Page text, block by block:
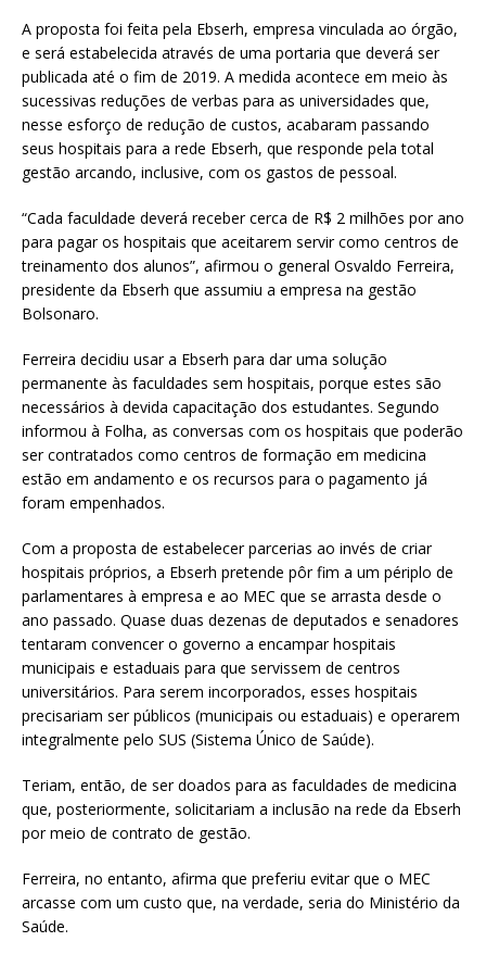
A proposta foi feita pela Ebserh, empresa vinculada ao órgão,
e será estabelecida através de uma portaria que deverá ser
publicada até o fim de 2019. A medida acontece em meio às
sucessivas reduções de verbas para as universidades que,
nesse esforço de redução de custos, acabaram passando
seus hospitais para a rede Ebserh, que responde pela total
gestão arcando, inclusive, com os gastos de pessoal.
“Cada faculdade deverá receber cerca de R$ 2 milhões por ano
para pagar os hospitais que aceitarem servir como centros de
treinamento dos alunos”, afirmou o general Osvaldo Ferreira,
presidente da Ebserh que assumiu a empresa na gestão
Bolsonaro.
Ferreira decidiu usar a Ebserh para dar uma solução
permanente às faculdades sem hospitais, porque estes são
necessários à devida capacitação dos estudantes. Segundo
informou à Folha, as conversas com os hospitais que poderão
ser contratados como centros de formação em medicina
estão em andamento e os recursos para o pagamento já
foram empenhados.
Com a proposta de estabelecer parcerias ao invés de criar
hospitais próprios, a Ebserh pretende pôr fim a um périplo de
parlamentares à empresa e ao MEC que se arrasta desde o
ano passado. Quase duas dezenas de deputados e senadores
tentaram convencer o governo a encampar hospitais
municipais e estaduais para que servissem de centros
universitários. Para serem incorporados, esses hospitais
precisariam ser públicos (municipais ou estaduais) e operarem
integralmente pelo SUS (Sistema Único de Saúde).
Teriam, então, de ser doados para as faculdades de medicina
que, posteriormente, solicitariam a inclusão na rede da Ebserh
por meio de contrato de gestão.
Ferreira, no entanto, afirma que preferiu evitar que o MEC
arcasse com um custo que, na verdade, seria do Ministério da
Saúde.